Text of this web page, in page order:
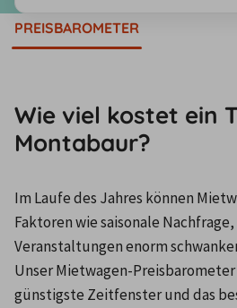
PREISBAROMETER
Wie viel kostet ein
Montabaur?
Im Laufe des Jahres können
Faktoren wie saisonale
Veranstaltungen enorm
Unser Mietwagen-
günstigste Zeitfenster und das